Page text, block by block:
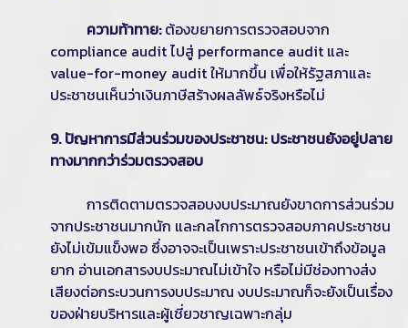
ความท้าทาย:ต้องขยายการตรวจสอบจาก
compliance audit ไปสู่ performance audit และ
value-for-money audit ให้มากขึ้น เพื่อให้รัฐสภาและ
ประชาชนเห็นว่าเงินภาษีสร้างผลลัพธ์จริงหรือไม่
9. ปัญหาการมีส่วนร่วมของประชาชน: ประชาชนยังอยู่ปลาย
ทางมากกว่าร่วมตรวจสอบ
การติดตามตรวจสอบงบประมาณยังขาดการส่วนร่วม
จากประชาชนมากนัก และกลไกการตรวจสอบภาคประชาชน
ยังไม่เข้มแข็งพอ ซึ่งอาจจะเป็นเพราะประชาชนเข้าถึงข้อมูล
ยาก อ่านเอกสารงบประมาณไม่เข้าใจ หรือไม่มีช่องทางส่ง
เสียงต่อกระบวนการงบประมาณ งบประมาณก็จะยังเป็นเรื่อง
ของฝ่ายบริหารและผู้เชี่ยวชาญเฉพาะกลุ่ม